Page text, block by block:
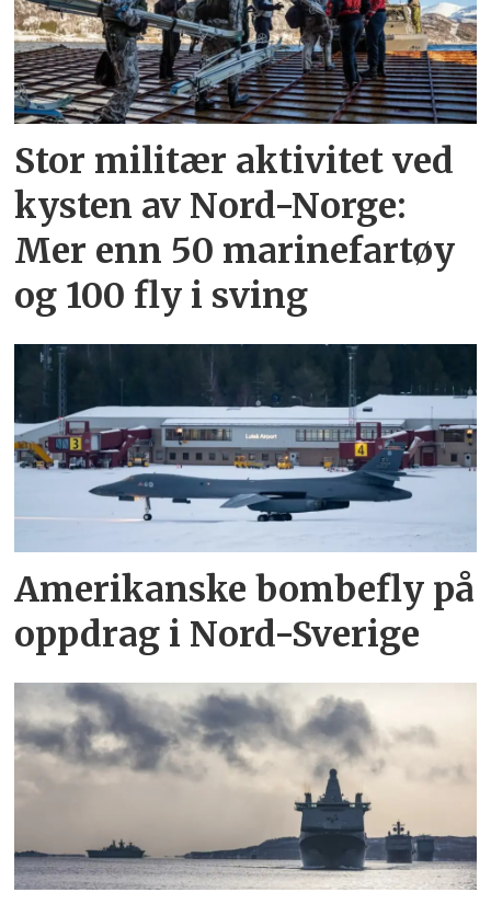
Stor militær aktivitet ved
kysten av Nord-Norge:
Mer enn 50 marinefartøy
og 100 fly i sving
Amerikanske bombefly på
oppdrag i Nord-Sverige